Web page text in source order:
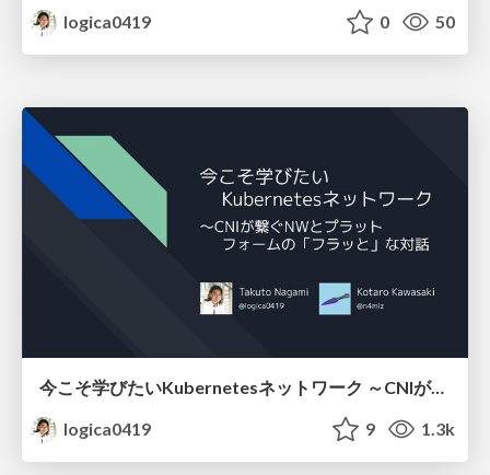
logica0419
0 50
今こそ学びたいKubernetesネットワーク ～CNIが繋ぐNWとプラットフォームの「フラッと」な対話
logica0419
9 1.3k